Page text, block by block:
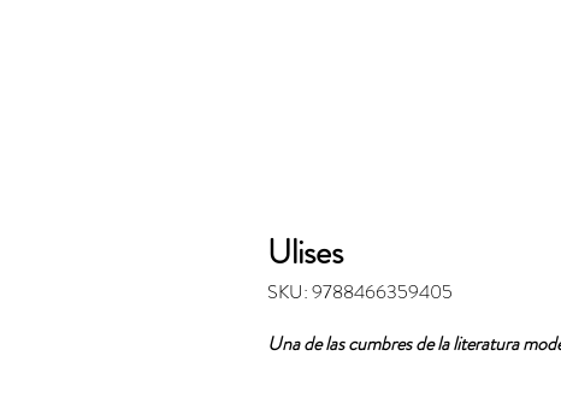
Ulises
SKU: 9788466359405
Una de las cumbres de la literatura